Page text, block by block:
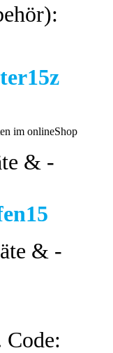
im onlineShop
& -
& -
Code: